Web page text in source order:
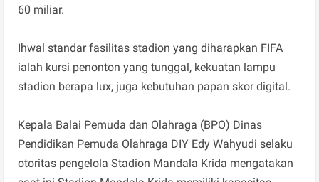
60 miliar.
Ihwal standar fasilitas stadion yang diharapkan FIFA
ialah kursi penonton yang tunggal, kekuatan lampu
stadion berapa lux, juga kebutuhan papan skor digital.
Kepala Balai Pemuda dan Olahraga (BPO) Dinas
Pendidikan Pemuda Olahraga DIY Edy Wahyudi selaku
otoritas pengelola Stadion Mandala Krida mengatakan